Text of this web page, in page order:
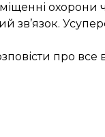
охорони
зв’язок.
про все